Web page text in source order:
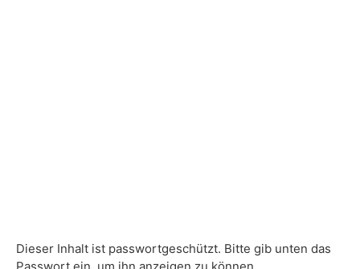
Dieser Inhalt ist passwortgeschützt. Bitte gib unten das